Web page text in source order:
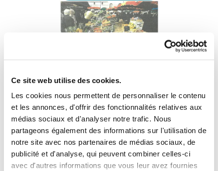
Ce site web utilise des cookies.
Les cookies nous permettent de personnaliser le contenu
et les annonces, d'offrir des fonctionnalités relatives aux
médias sociaux et d'analyser notre trafic. Nous
partageons également des informations sur l'utilisation de
notre site avec nos partenaires de médias sociaux, de
publicité et d'analyse, qui peuvent combiner celles-ci
avec d'autres informations que vous leur avez fournies